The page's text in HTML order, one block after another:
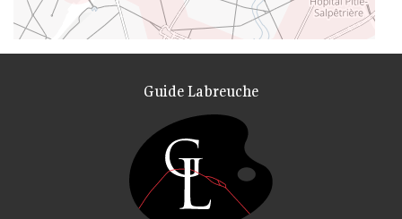
Guide Labreuche